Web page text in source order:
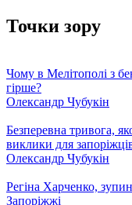
Точки зору
Чому в Мелітополі з
гірше?
Олександр Чубукін
Безперевна тривога,
виклики для
Олександр Чубукін
Регіна Харченко,
Запоріжжі